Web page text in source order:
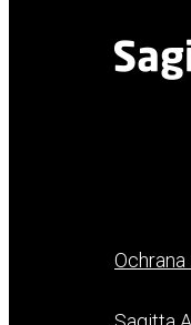
Ochrana